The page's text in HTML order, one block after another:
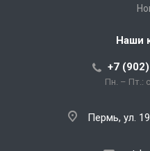
Наши
+7
Пн. – Пт.:
Пермь, ул.